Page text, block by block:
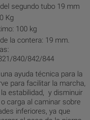
segundo tubo 19 mm
Kg
100 kg
la contera: 19 mm.
840/842/844
ayuda técnica para la
para facilitar la marcha,
estabilidad, y disminuir
carga al caminar sobre
inferiores, ya que